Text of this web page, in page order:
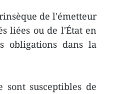
de l'émetteur
liées ou de l'État en
obligations dans la
sont susceptibles de